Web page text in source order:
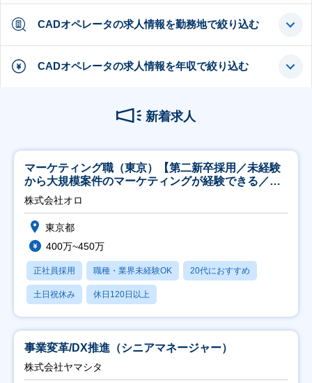
CADオペレータの求人情報を勤務地で絞り込む
CADオペレータの求人情報を年収で絞り込む
新着求人
マーケティング職（東京）【第二新卒採用／未経験
から大規模案件のマーケティングが経験できる／研
修充実】
株式会社オロ
東京都
400万~450万
正社員採用 職種・業界未経験OK 20代におすすめ
土日祝休み 休日120日以上
事業変革/DX推進（シニアマネージャー）
株式会社ヤマシタ